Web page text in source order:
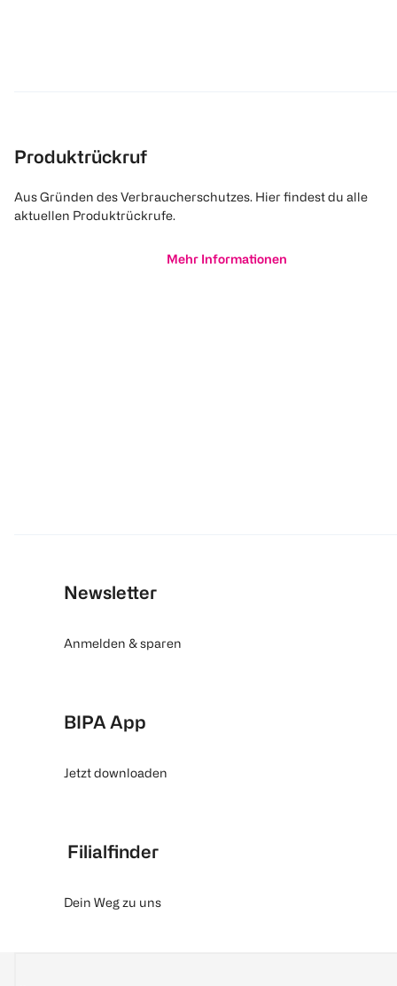
Produktrückruf
Aus Gründen des Verbraucherschutzes. Hier findest du alle
aktuellen Produktrückrufe.
Mehr Informationen
Newsletter
Anmelden & sparen
BIPA App
Jetzt downloaden
Filialfinder
Dein Weg zu uns